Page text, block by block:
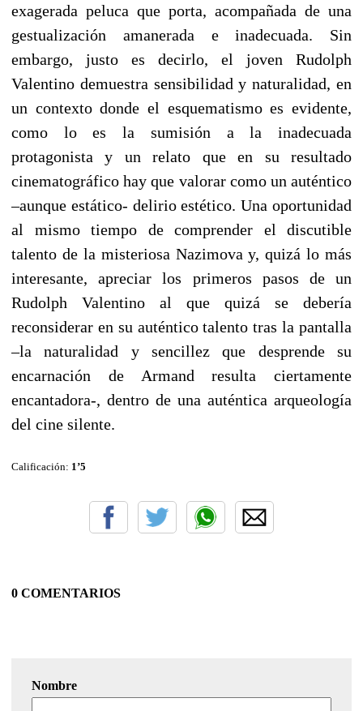
exagerada peluca que porta, acompañada de una
gestualización amanerada e inadecuada. Sin
embargo, justo es decirlo, el joven Rudolph
Valentino demuestra sensibilidad y naturalidad, en
un contexto donde el esquematismo es evidente,
como lo es la sumisión a la inadecuada
protagonista y un relato que en su resultado
cinematográfico hay que valorar como un auténtico
–aunque estático- delirio estético. Una oportunidad
al mismo tiempo de comprender el discutible
talento de la misteriosa Nazimova y, quizá lo más
interesante, apreciar los primeros pasos de un
Rudolph Valentino al que quizá se debería
reconsiderar en su auténtico talento tras la pantalla
–la naturalidad y sencillez que desprende su
encarnación de Armand resulta ciertamente
encantadora-, dentro de una auténtica arqueología
del cine silente.
Calificación: 1’5
0 COMENTARIOS
Nombre